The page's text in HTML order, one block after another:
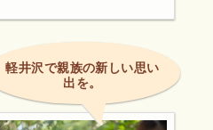
軽井沢で親族の新しい思い
出を。